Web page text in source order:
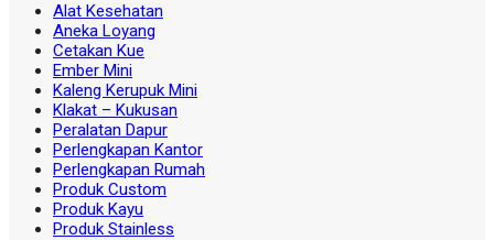
Alat Kesehatan
Aneka Loyang
Cetakan Kue
Ember Mini
Kaleng Kerupuk Mini
Klakat – Kukusan
Peralatan Dapur
Perlengkapan Kantor
Perlengkapan Rumah
Produk Custom
Produk Kayu
Produk Stainless